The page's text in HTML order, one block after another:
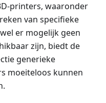
printers, waaronder
van specifieke
er mogelijk geen
zijn, biedt de
generieke
moeiteloos kunnen